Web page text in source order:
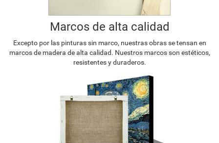
Marcos de alta calidad
Excepto por las pinturas sin marco, nuestras obras se tensan en
marcos de madera de alta calidad. Nuestros marcos son estéticos,
resistentes y duraderos.